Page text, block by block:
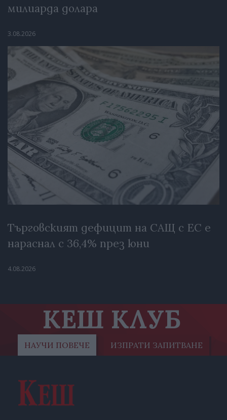
милиарда долара
3.08.2026
Търговският дефицит на САЩ с ЕС е
нараснал с 36,4% през юни
4.08.2026
КЕШ КЛУБ
НАУЧИ ПОВЕЧЕ ИЗПРАТИ ЗАПИТВАНЕ